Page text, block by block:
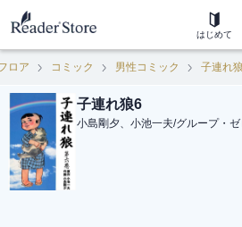
はじめて
ロア コミック 男性コミック 子連れ狼
子連れ狼6
小島剛夕、小池一夫/グループ・ゼ